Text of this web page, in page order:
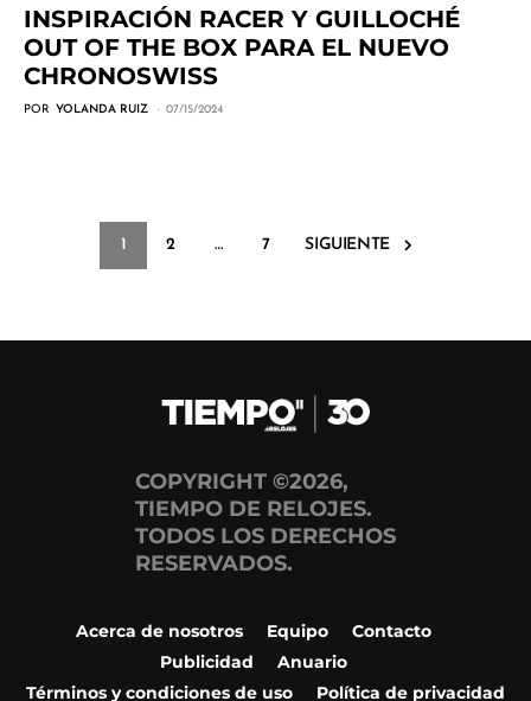
INSPIRACIÓN RACER Y GUILLOCHÉ
OUT OF THE BOX PARA EL NUEVO
CHRONOSWISS
POR YOLANDA RUIZ 07/15/2024
1 2 … 7 SIGUIENTE
COPYRIGHT ©2026,
TIEMPO DE RELOJES.
TODOS LOS DERECHOS
RESERVADOS.
Acerca de nosotros Equipo
Contacto
Publicidad
Anuario
Términos y condiciones de uso
Política de privacidad